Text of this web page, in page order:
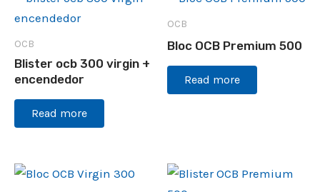
OCB
Blister ocb 300 virgin +
encendedor
Read more
OCB
Bloc OCB Premium 500
Read more